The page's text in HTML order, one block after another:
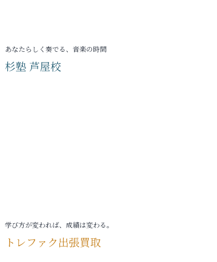
あなたらしく奏でる、音楽の時間
杉塾 芦屋校
学び方が変われば、成績は変わる。
トレファク出張買取